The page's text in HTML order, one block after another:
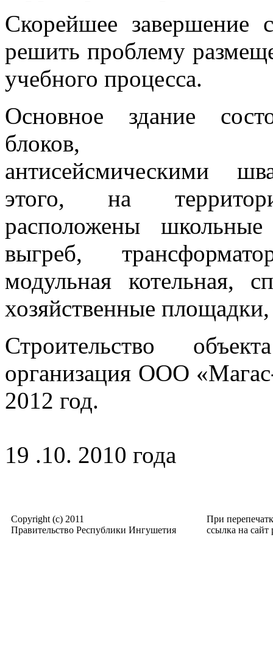
Скорейшее завершение
решить проблему
учебного процесса.
Основное здание
блоков,
антисейсмическими
этого, на
расположены школьные
выгреб,
модульная котельная,
хозяйственные
Строительство
организация ООО
2012 год.
19 .10. 2010 года
Copyright (c) 2011
Правительство Республики Ингушетия
При
ссылка на сайт